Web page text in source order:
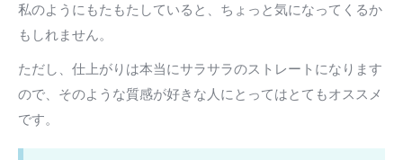
私のようにもたもたしていると、ちょっと気になってくるか
もしれません。
ただし、仕上がりは本当にサラサラのストレートになります
ので、そのような質感が好きな人にとってはとてもオススメ
です。